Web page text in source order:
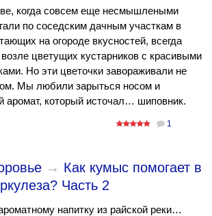
когда совсем еще несмышлеными
по соседским дачным участкам в
на огороде вкусностей, всегда
цветущих кустарников с красивыми
Но эти цветочки завораживали не
Мы любили зарыться носом и
аромат, который источал… шиповник.
1
→ Как кумыс помогает в
Часть 2
напитку из райской реки…